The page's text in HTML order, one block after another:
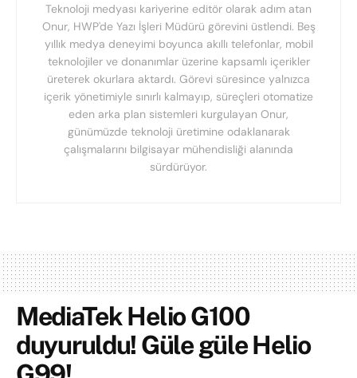
Teknoloji medyası kariyerine editör olarak adım atan
Onur, HWP'de Yazı İşleri Müdürü görevini üstlendi. Beş
yıllık medya deneyimi boyunca akıllı telefonlar, mobil
teknolojiler ve donanımlar üzerine kapsamlı içerikler
üreterek okurlara aktardı. Görevi süresince yalnızca
içerik yönetimiyle sınırlı kalmayıp, süreçleri otomatize
eden arka plan sistemleri kurgulayan Onur,
günümüzde teknoloji üretimine odaklanarak
çalışmalarını bilgisayar mühendisliği alanında
sürdürüyor.
MediaTek Helio G100
duyuruldu! Güle güle Helio